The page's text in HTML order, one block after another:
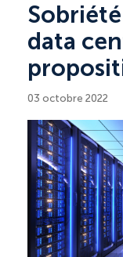
data
03 octobre 2022